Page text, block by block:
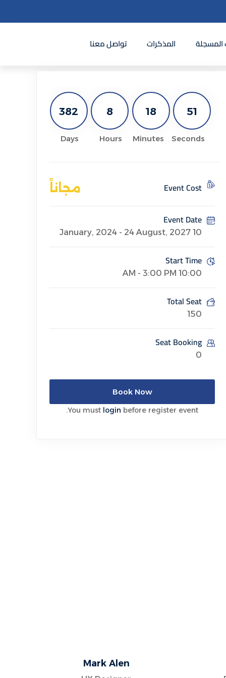
المسجلة المذكرات تواصل معنا
382
Days
8
Hours
18
Minutes
51
Seconds
Event Cost مجاناً
Event Date
10 January, 2024 - 24 August, 2027
Start Time
10:00 AM - 3:00 PM
Total Seat
150
Seat Booking
0
Book Now
You must login before register event.
Mark Alen